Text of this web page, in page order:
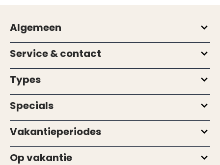
Algemeen
Service & contact
Types
Specials
Vakantieperiodes
Op vakantie